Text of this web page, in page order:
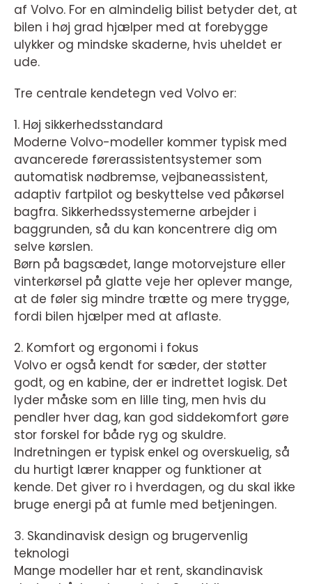
af Volvo. For en almindelig bilist betyder det, at
bilen i høj grad hjælper med at forebygge
ulykker og mindske skaderne, hvis uheldet er
ude.
Tre centrale kendetegn ved Volvo er:
1. Høj sikkerhedsstandard
Moderne Volvo-modeller kommer typisk med
avancerede førerassistentsystemer som
automatisk nødbremse, vejbaneassistent,
adaptiv fartpilot og beskyttelse ved påkørsel
bagfra. Sikkerhedssystemerne arbejder i
baggrunden, så du kan koncentrere dig om
selve kørslen.
Børn på bagsædet, lange motorvejsture eller
vinterkørsel på glatte veje her oplever mange,
at de føler sig mindre trætte og mere trygge,
fordi bilen hjælper med at aflaste.
2. Komfort og ergonomi i fokus
Volvo er også kendt for sæder, der støtter
godt, og en kabine, der er indrettet logisk. Det
lyder måske som en lille ting, men hvis du
pendler hver dag, kan god siddekomfort gøre
stor forskel for både ryg og skuldre.
Indretningen er typisk enkel og overskuelig, så
du hurtigt lærer knapper og funktioner at
kende. Det giver ro i hverdagen, og du skal ikke
bruge energi på at fumle med betjeningen.
3. Skandinavisk design og brugervenlig
teknologi
Mange modeller har et rent, skandinavisk